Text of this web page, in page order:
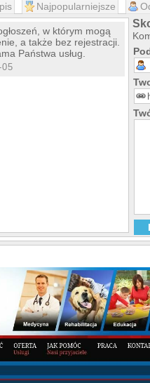
Posiadamy również
wystarczy napisać w
Wrocław.
Najpopularniejsze
w którym mogą
a także bez rejestracji.
Państwa usług.